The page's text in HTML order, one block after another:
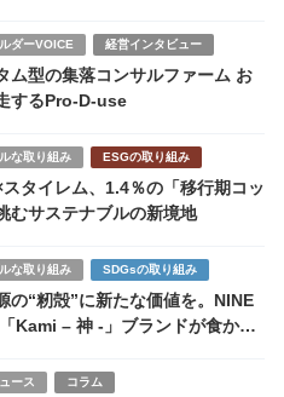
ダーVOICE 経営インタビュー
ム型の集落コンサルファーム お
するPro-D-use
な取り組み ESGの取り組み
タイレム、1.4％の「移行期コッ
むサステナブルの新境地
な取り組み SDGsの取り組み
の“籾殻”に新たな価値を。NINE
Kami – 神 -」ブランドが食から
ース コラム